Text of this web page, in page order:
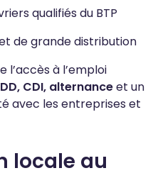
qualifiés du BTP
de grande distribution
l’accès à l’emploi
CDI, alternanceet un
avec les entreprises et
locale au